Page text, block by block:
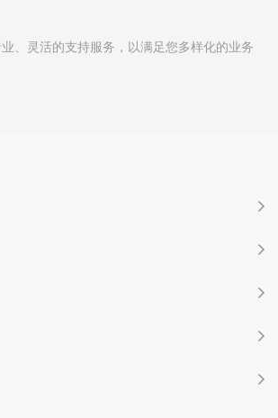
、灵活的支持服务，以满足您多样化的业务